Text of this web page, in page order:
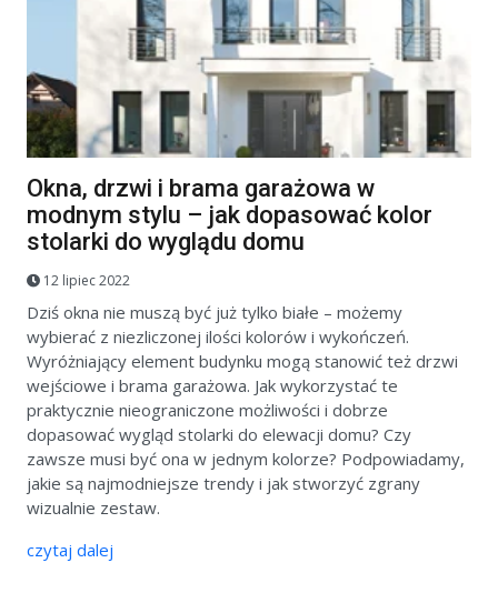
Okna, drzwi i brama garażowa w
modnym stylu – jak dopasować kolor
stolarki do wyglądu domu
12 lipiec 2022
Dziś okna nie muszą być już tylko białe – możemy
wybierać z niezliczonej ilości kolorów i wykończeń.
Wyróżniający element budynku mogą stanowić też drzwi
wejściowe i brama garażowa. Jak wykorzystać te
praktycznie nieograniczone możliwości i dobrze
dopasować wygląd stolarki do elewacji domu? Czy
zawsze musi być ona w jednym kolorze? Podpowiadamy,
jakie są najmodniejsze trendy i jak stworzyć zgrany
wizualnie zestaw.
czytaj dalej